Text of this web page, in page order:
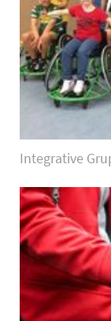
Integrative